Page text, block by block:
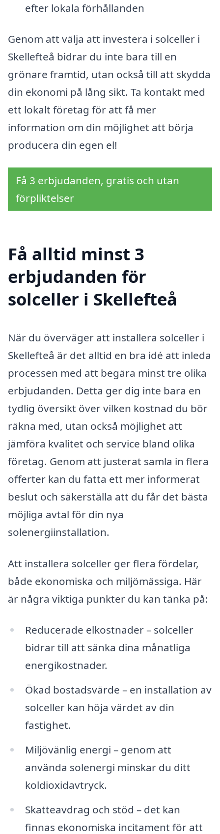
efter lokala förhållanden
Genom att välja att investera i solceller i
Skellefteå bidrar du inte bara till en
grönare framtid, utan också till att skydda
din ekonomi på lång sikt. Ta kontakt med
ett lokalt företag för att få mer
information om din möjlighet att börja
producera din egen el!
Få 3 erbjudanden, gratis och utan
förpliktelser
Få alltid minst 3
erbjudanden för
solceller i Skellefteå
När du överväger att installera solceller i
Skellefteå är det alltid en bra idé att inleda
processen med att begära minst tre olika
erbjudanden. Detta ger dig inte bara en
tydlig översikt över vilken kostnad du bör
räkna med, utan också möjlighet att
jämföra kvalitet och service bland olika
företag. Genom att justerat samla in flera
offerter kan du fatta ett mer informerat
beslut och säkerställa att du får det bästa
möjliga avtal för din nya
solenergiinstallation.
Att installera solceller ger flera fördelar,
både ekonomiska och miljömässiga. Här
är några viktiga punkter du kan tänka på:
Reducerade elkostnader – solceller
bidrar till att sänka dina månatliga
energikostnader.
Ökad bostadsvärde – en installation av
solceller kan höja värdet av din
fastighet.
Miljövänlig energi – genom att
använda solenergi minskar du ditt
koldioxidavtryck.
Skatteavdrag och stöd – det kan
finnas ekonomiska incitament för att